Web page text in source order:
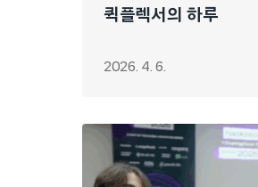
퀵플렉서의 하루
2026. 4. 6.